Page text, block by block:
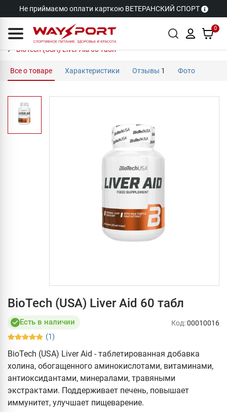
Не приймаємо оплати карткою ВЕТЕРАНСКИЙ СПОРТ
0
BioTech (USA) Liver Aid 60 табл
Все о товаре Характеристики Отзывы 1 Фото
BioTech (USA) Liver Aid 60 табл
Есть в наличии
(1)
Код:00010016
BioTech (USA) Liver Aid - таблетированная добавка
холина, обогащенного аминокислотами, витаминами,
антиоксидантами, минералами, травяными
экстрактами. Поддерживает печень, повышает
иммунитет, улучшает пищеварение.